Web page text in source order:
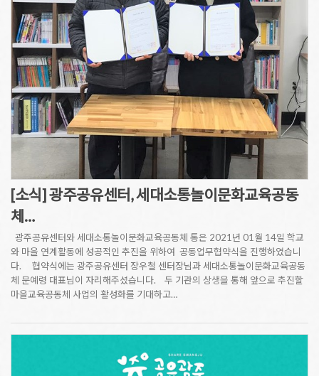
[소식] 광주공유센터, 세대소통놀이문화교육공동
체…
광주공유센터와 세대소통놀이문화교육공동체 통은 2021년 01월 14일 학교
와 마을 연계활동에 성공적인 추진을 위하여 공동업무협약식을 진행하였습니
다. 협약식에는 광주공유센터 장우철 센터장님과 세대소통놀이문화교육공동
체 문예령 대표님이 자리해주셨습니다. 두 기관의 상생을 통해 앞으로 추진할
마을교육공동체 사업의 활성화를 기대하고…